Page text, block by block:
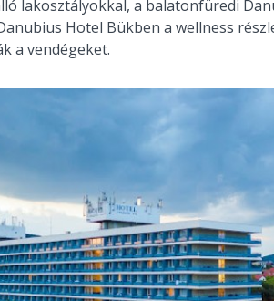
lakosztályokkal, a balatonfüredi
Hotel Bükben a wellness
a vendégeket.